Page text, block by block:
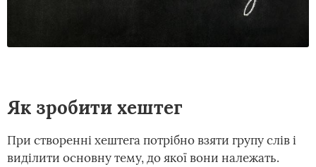
Як зробити хештег
При створенні хештега потрібно взяти групу слів і
виділити основну тему, до якої вони належать.